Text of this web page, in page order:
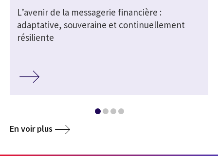
L’avenir de la messagerie financière :
adaptative, souveraine et continuellement
résiliente
En voir plus